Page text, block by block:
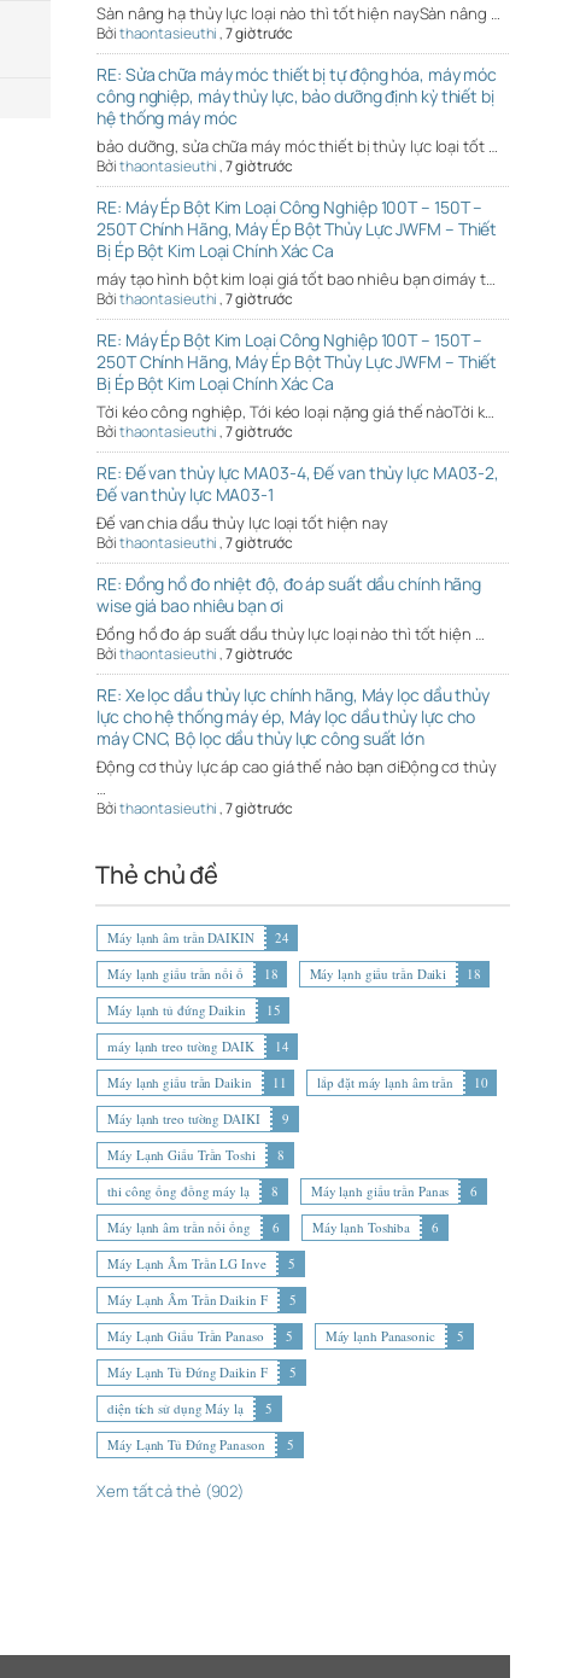
Sàn nâng hạ thủy lực loại nào thì tốt hiện naySàn nâng …
Bởithaontasieuthi,7 giờ trước
RE: Sửa chữa máy móc thiết bị tự động hóa, máy móc
công nghiệp, máy thủy lực, bảo dưỡng định kỳ thiết bị
hệ thống máy móc
bảo dưỡng, sửa chữa máy móc thiết bị thủy lực loại tốt …
Bởithaontasieuthi,7 giờ trước
RE: Máy Ép Bột Kim Loại Công Nghiệp 100T – 150T –
250T Chính Hãng, Máy Ép Bột Thủy Lực JWFM – Thiết
Bị Ép Bột Kim Loại Chính Xác Ca
máy tạo hình bột kim loại giá tốt bao nhiêu bạn ơimáy t…
Bởithaontasieuthi,7 giờ trước
RE: Máy Ép Bột Kim Loại Công Nghiệp 100T – 150T –
250T Chính Hãng, Máy Ép Bột Thủy Lực JWFM – Thiết
Bị Ép Bột Kim Loại Chính Xác Ca
Tời kéo công nghiệp, Tới kéo loại nặng giá thế nàoTời k…
Bởithaontasieuthi,7 giờ trước
RE: Đế van thủy lực MA03-4, Đế van thủy lực MA03-2,
Đế van thủy lực MA03-1
Đế van chia dầu thủy lực loại tốt hiện nay
Bởithaontasieuthi,7 giờ trước
RE: Đồng hồ đo nhiệt độ, đo áp suất dầu chính hãng
wise giá bao nhiêu bạn ơi
Đồng hồ đo áp suất dầu thủy lực loại nào thì tốt hiện …
Bởithaontasieuthi,7 giờ trước
RE: Xe lọc dầu thủy lực chính hãng, Máy lọc dầu thủy
lực cho hệ thống máy ép, Máy lọc dầu thủy lực cho
máy CNC, Bộ lọc dầu thủy lực công suất lớn
Động cơ thủy lực áp cao giá thế nào bạn ơiĐộng cơ thủy
…
Bởithaontasieuthi,7 giờ trước
Thẻ chủ đề
Máy lạnh âm trần DAIKIN
24
Máy lạnh giấu trần nối ố
18 Máy lạnh giấu trần Daiki
18
Máy lạnh tủ đứng Daikin
15
máy lạnh treo tường DAIK
14
Máy lạnh giấu trần Daikin
11 lắp đặt máy lạnh âm trần
10
Máy lạnh treo tường DAIKI
9
Máy Lạnh Giấu Trần Toshi
8
thi công ống đồng máy lạ
8 Máy lạnh giấu trần Panas
6
Máy lạnh âm trần nối ống
6 Máy lạnh Toshiba
6
Máy Lạnh Âm Trần LG Inve
5
Máy Lạnh Âm Trần Daikin F
5
Máy Lạnh Giấu Trần Panaso
5 Máy lạnh Panasonic
5
Máy Lạnh Tủ Đứng Daikin F
5
diện tích sử dụng Máy lạ
5
Máy Lạnh Tủ Đứng Panason
5
Xem tất cả thẻ (902)